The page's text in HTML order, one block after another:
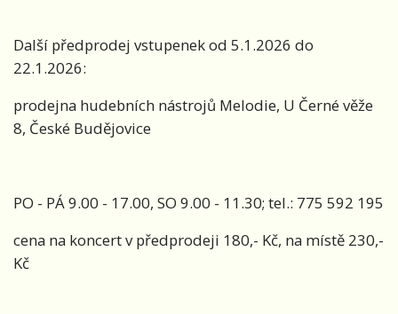
Další předprodej vstupenek od 5.1.2026 do
22.1.2026:
prodejna hudebních nástrojů Melodie, U Černé věže
8, České Budějovice
PO - PÁ 9.00 - 17.00, SO 9.00 - 11.30; tel.: 775 592 195
cena na koncert v předprodeji 180,- Kč, na místě 230,-
Kč